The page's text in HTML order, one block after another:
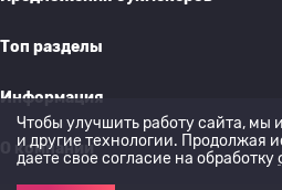
Топ разделы
Информация
О компании
Чтобы улучшить работу сайта, мы
и другие технологии. Продолжая
даете свое согласие на обработку